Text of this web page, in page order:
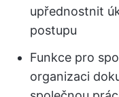
upřednostnit
postupu
Funkce pro
organizaci